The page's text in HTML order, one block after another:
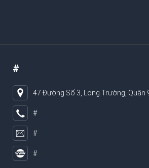
#
47 Đường Số 3, Long Trường, Quận
#
#
#